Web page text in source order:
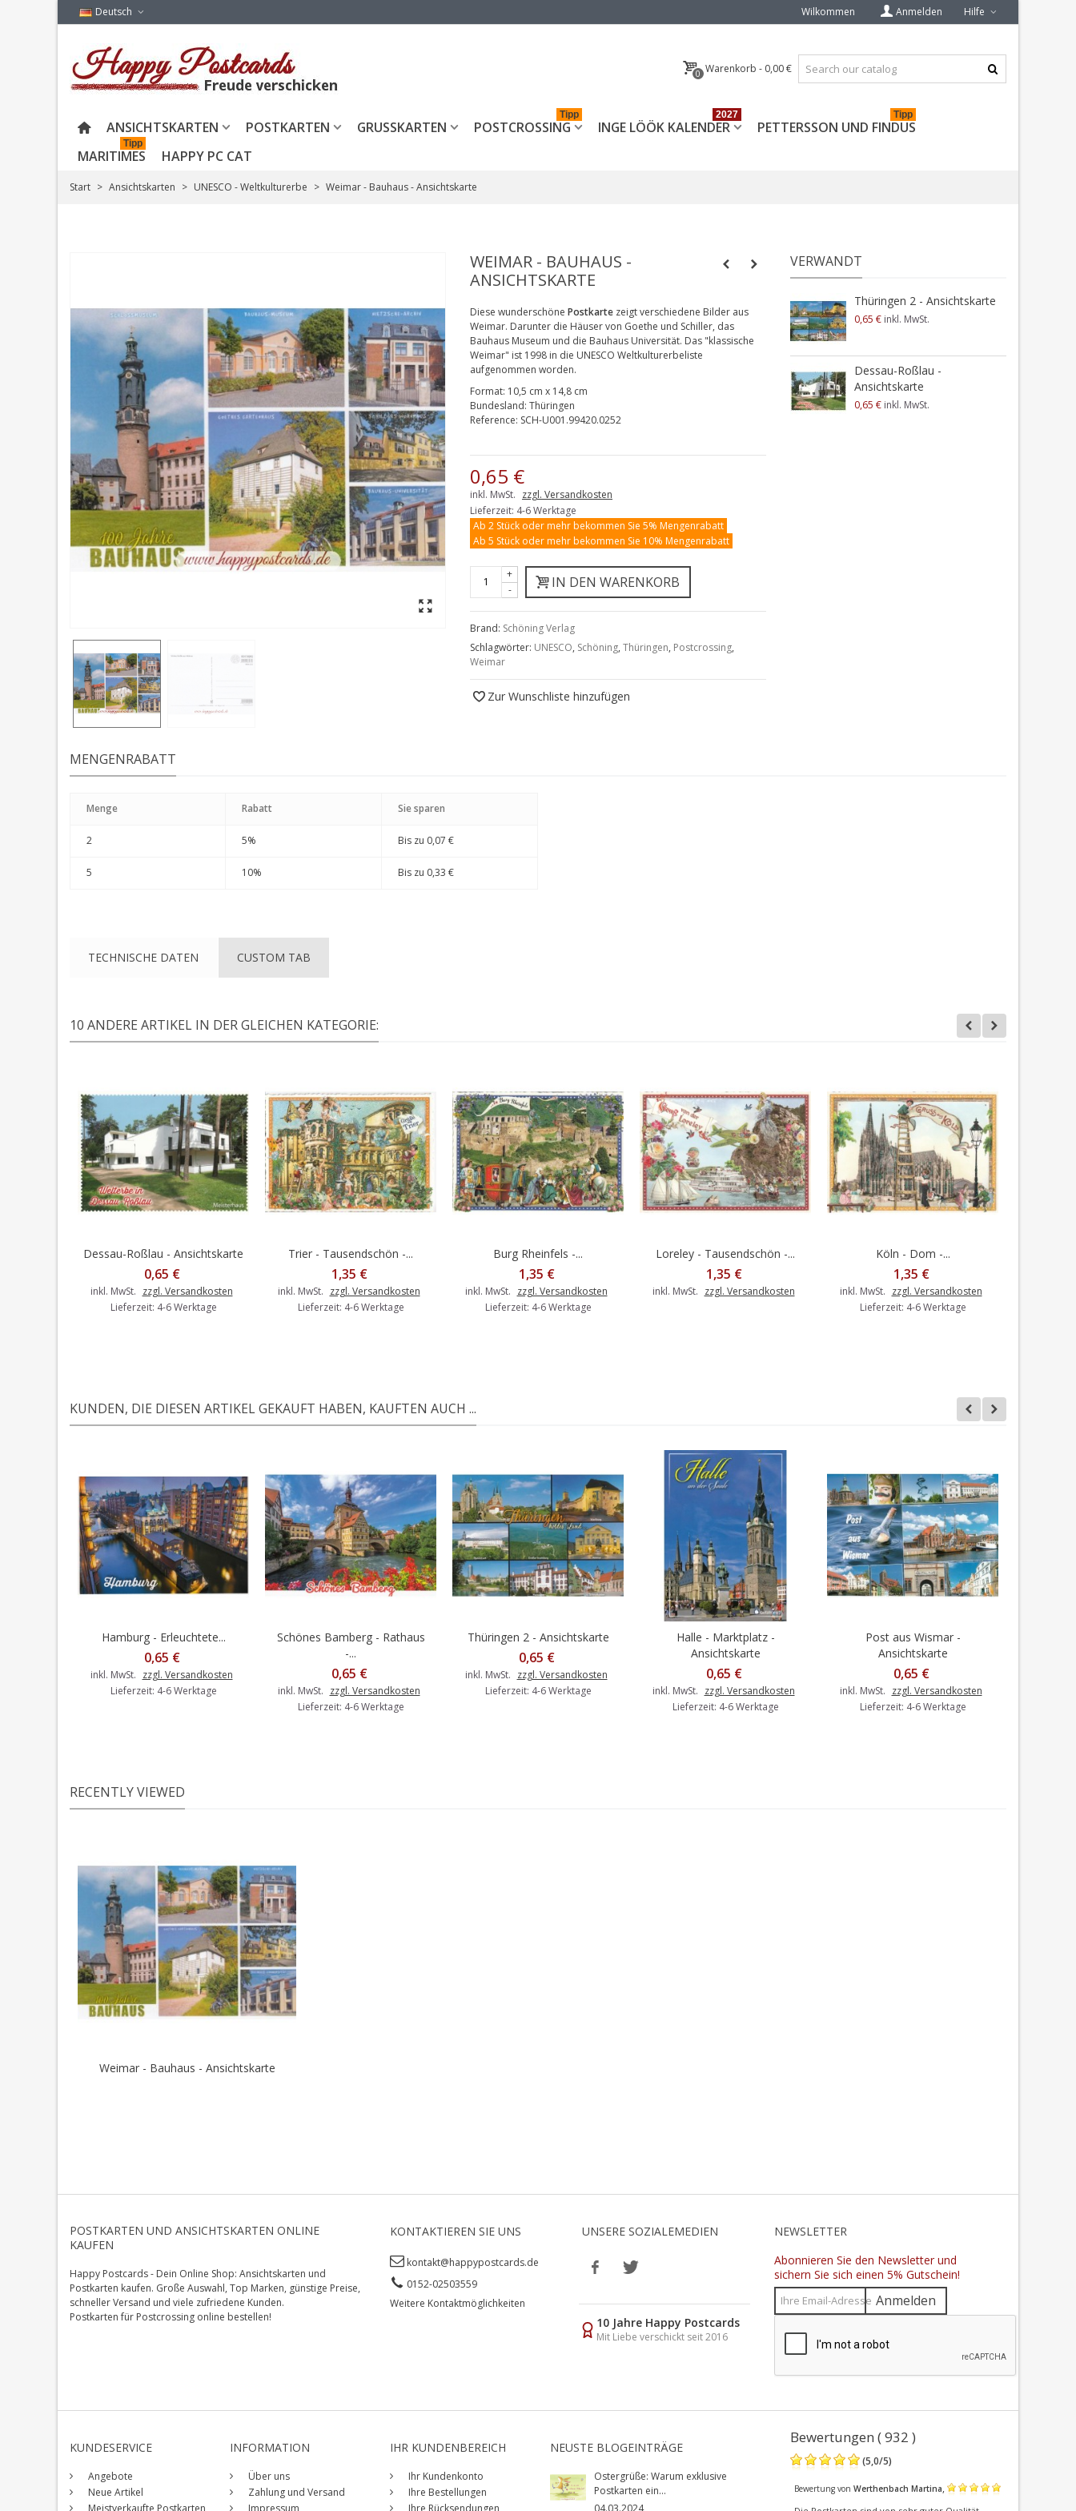
Deutsch Wilkommen Anmelden Hilfe
0 Warenkorb - 0,00 €
ANSICHTSKARTEN POSTKARTEN GRUSSKARTEN POSTCROSSING
Tipp
INGE LÖÖK KALENDER
2027
PETTERSSON UND FINDUS
Tipp
MARITIMES
Tipp
HAPPY PC CAT
Start > Ansichtskarten > UNESCO - Weltkulturerbe > Weimar - Bauhaus - Ansichtskarte
WEIMAR - BAUHAUS -
ANSICHTSKARTE
Diese wunderschöne Postkarte zeigt verschiedene Bilder aus
Weimar. Darunter die Häuser von Goethe und Schiller, das
Bauhaus Museum und die Bauhaus Universität. Das "klassische
Weimar" ist 1998 in die UNESCO Weltkulturerbeliste
aufgenommen worden.
Format: 10,5 cm x 14,8 cm
Bundesland: Thüringen
Reference: SCH-U001.99420.0252
0,65 €
inkl. MwSt. zzgl. Versandkosten
Lieferzeit: 4-6 Werktage
Ab 2 Stück oder mehr bekommen Sie 5% Mengenrabatt
Ab 5 Stück oder mehr bekommen Sie 10% Mengenrabatt
-
+ IN DEN WARENKORB
Brand: Schöning Verlag
Schlagwörter: UNESCO, Schöning, Thüringen, Postcrossing,
Weimar
Zur Wunschliste hinzufügen
VERWANDT
Thüringen 2 - Ansichtskarte
0,65 € inkl. MwSt.
Dessau-Roßlau -
Ansichtskarte
0,65 € inkl. MwSt.
MENGENRABATT
Menge Rabatt Sie sparen
2 5% Bis zu 0,07 €
5 10% Bis zu 0,33 €
TECHNISCHE DATEN CUSTOM TAB
10 ANDERE ARTIKEL IN DER GLEICHEN KATEGORIE:
In den Warenkorb
Dessau-Roßlau - Ansichtskarte
0,65 €
inkl. MwSt. zzgl. Versandkosten
Lieferzeit: 4-6 Werktage
In den Warenkorb
Trier - Tausendschön -...
1,35 €
inkl. MwSt. zzgl. Versandkosten
Lieferzeit: 4-6 Werktage
In den Warenkorb
Burg Rheinfels -...
1,35 €
inkl. MwSt. zzgl. Versandkosten
Lieferzeit: 4-6 Werktage
Loreley - Tausendschön -...
1,35 €
inkl. MwSt. zzgl. Versandkosten
In den Warenkorb
Köln - Dom -...
1,35 €
inkl. MwSt. zzgl. Versandkosten
Lieferzeit: 4-6 Werktage
KUNDEN, DIE DIESEN ARTIKEL GEKAUFT HABEN, KAUFTEN AUCH ...
In den Warenkorb
Hamburg - Erleuchtete...
0,65 €
inkl. MwSt. zzgl. Versandkosten
Lieferzeit: 4-6 Werktage
In den Warenkorb
Schönes Bamberg - Rathaus
-...
0,65 €
inkl. MwSt. zzgl. Versandkosten
Lieferzeit: 4-6 Werktage
In den Warenkorb
Thüringen 2 - Ansichtskarte
0,65 €
inkl. MwSt. zzgl. Versandkosten
Lieferzeit: 4-6 Werktage
In den Warenkorb
Halle - Marktplatz -
Ansichtskarte
0,65 €
inkl. MwSt. zzgl. Versandkosten
Lieferzeit: 4-6 Werktage
In den Warenkorb
Post aus Wismar -
Ansichtskarte
0,65 €
inkl. MwSt. zzgl. Versandkosten
Lieferzeit: 4-6 Werktage
RECENTLY VIEWED
Weimar - Bauhaus - Ansichtskarte
POSTKARTEN UND ANSICHTSKARTEN ONLINE
KAUFEN
Happy Postcards - Dein Online Shop: Ansichtskarten und
Postkarten kaufen. Große Auswahl, Top Marken, günstige Preise,
schneller Versand und viele zufriedene Kunden.
Postkarten für Postcrossing online bestellen!
KONTAKTIEREN SIE UNS
kontakt@happypostcards.de
0152-02503559
Weitere Kontaktmöglichkeiten
UNSERE SOZIALEMEDIEN
10 Jahre Happy Postcards
Mit Liebe verschickt seit 2016
NEWSLETTER
Abonnieren Sie den Newsletter und
sichern Sie sich einen 5% Gutschein!
Anmelden
KUNDESERVICE
Angebote
Neue Artikel
Meistverkaufte Postkarten
INFORMATION
Über uns
Zahlung und Versand
Impressum
IHR KUNDENBEREICH
Ihr Kundenkonto
Ihre Bestellungen
Ihre Rücksendungen
NEUSTE BLOGEINTRÄGE
Ostergrüße: Warum exklusive
Postkarten ein...
04.03.2024
Bewertungen ( 932 )
(5,0/5)
Bewertung von Werthenbach Martina,